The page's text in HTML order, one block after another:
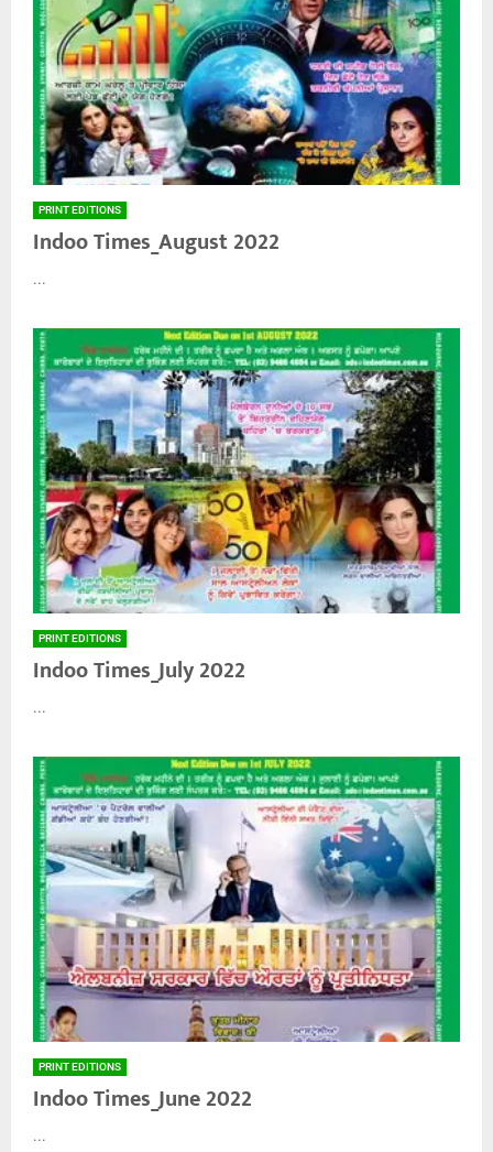
PRINT EDITIONS
Indoo Times_August 2022
...
PRINT EDITIONS
Indoo Times_July 2022
...
PRINT EDITIONS
Indoo Times_June 2022
...